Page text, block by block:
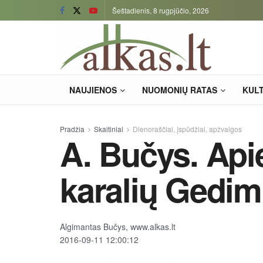
Šeštadienis, 8 rugpjūčio, 2026
NAUJIENOS NUOMONIŲ RATAS
Pradžia Skaitiniai Dienoraščiai, įspūdžiai, apžvalgos
A. Bučys.
karalių
Algimantas Bučys, www.alkas.lt
2016-09-11 12:00:12